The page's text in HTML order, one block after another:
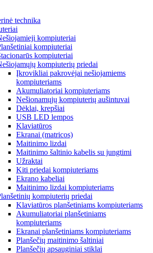
technika
kompiuteriai
kompiuteriai
kompiuteriai
kompiuterių priedai
Įkrovikliai pakrovėjai nešiojamiems
kompiuteriams
Akumuliatoriai kompiuteriams
Nešionamųjų kompiuterių aušintuvai
Dėklai, krepšiai
USB LED lempos
Klaviatūros
Ekranai (matricos)
Maitinimo lizdai
Maitinimo šaltinio kabelis su jungtimi
Užraktai
Kiti priedai kompiuteriams
Ekrano kabeliai
Maitinimo lizdai kompiuteriams
kompiuterių priedai
Klaviatūros planšetiniams kompiuteriams
Akumuliatoriai planšetiniams
kompiuteriams
Ekranai planšetiniams kompiuteriams
Planšečių maitinimo šaltiniai
Planšečių apsauginiai stiklai